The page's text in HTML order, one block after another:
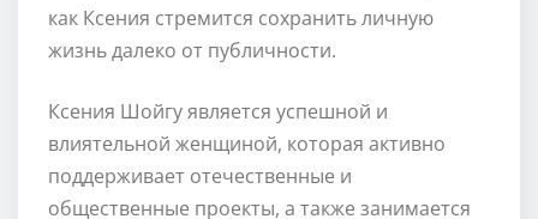
как Ксения стремится сохранить личную
жизнь далеко от публичности.
Ксения Шойгу является успешной и
влиятельной женщиной, которая активно
поддерживает отечественные и
общественные проекты, а также занимается